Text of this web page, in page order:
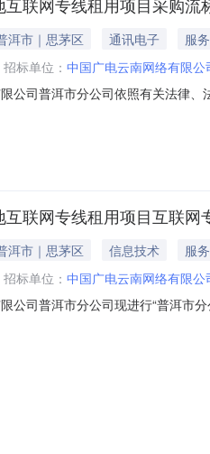
洱市｜思茅区 通讯电子
服务
招标单位： 中国广电云南网络有限
公司普洱市分公司依照有关法律
普洱市分公司2026年5月28日
联网专线租用项目互联网
洱市｜思茅区 信息技术
服务
招标单位： 中国广电云南网络有限
公司普洱市分公司现进行“普洱市
询价采购1.5采购内容：本次询价